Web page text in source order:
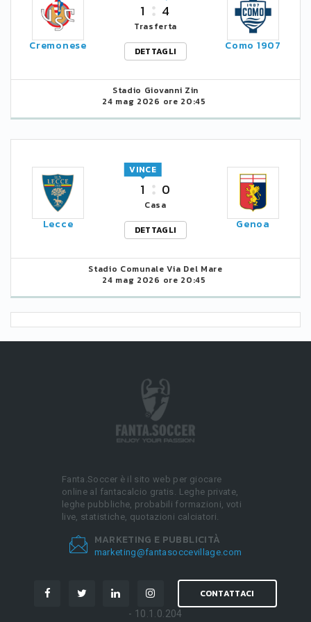
Cremonese
1 4
Trasferta
DETTAGLI
Como 1907
Stadio Giovanni Zin
24 mag 2026 ore 20:45
Lecce
1
VINCE
0
Casa
DETTAGLI
Genoa
Stadio Comunale Via Del Mare
24 mag 2026 ore 20:45
Fanta.Soccer è il sito web per giocare
online al fantacalcio gratis. Leghe private,
leghe pubbliche, probabili formazioni, voti
live, statistiche, quotazioni calciatori.
MARKETING E PUBBLICITÀ
marketing@fantasoccevillage.com
CONTATTACI
- 10.1.0.204